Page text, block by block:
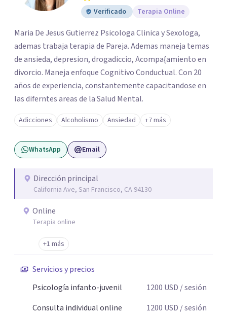
Verificado
Terapia Online
Maria De Jesus Gutierrez Psicologa Clinica y Sexologa,
ademas trabaja terapia de Pareja. Ademas maneja temas
de ansieda, depresion, drogadiccio, Acompa{amiento en
divorcio. Maneja enfoque Cognitivo Conductual. Con 20
años de experiencia, constantemente capacitandose en
las diferntes areas de la Salud Mental.
Adicciones Alcoholismo Ansiedad +7 más
WhatsApp Email
Dirección principal
California Ave, San Francisco, CA 94130
Online
Terapia online
+1 más
Servicios y precios
Psicología infanto-juvenil
1200 USD / sesión
Consulta individual online
1200 USD / sesión